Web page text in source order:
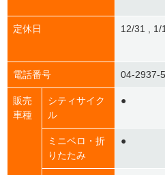
定休日 12/31 , 1/1
電話番号 04-2937-
販売
車種
シティサイク
ル
●
ミニベロ・折
りたたみ
●